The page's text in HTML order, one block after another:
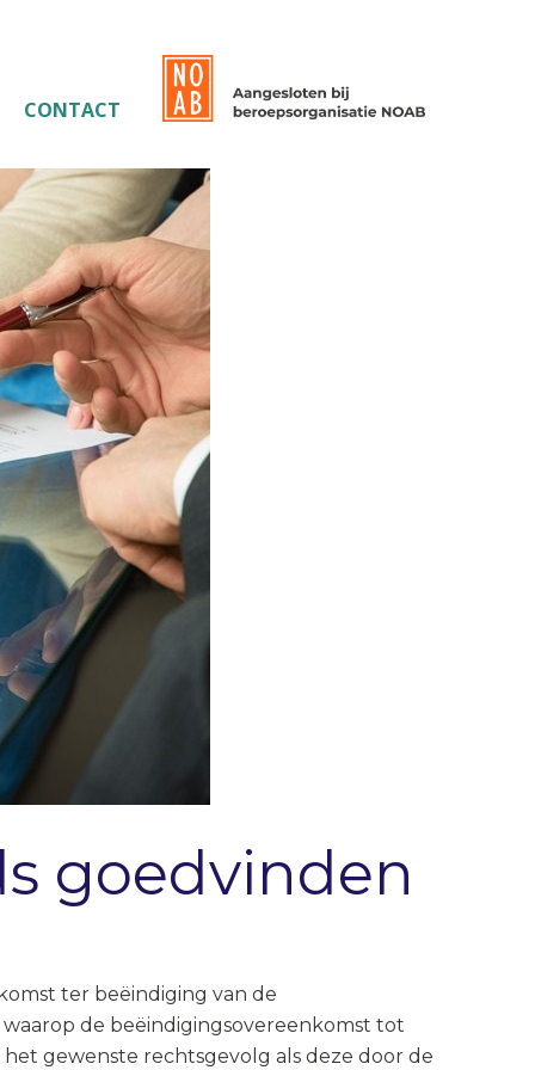
CONTACT
goedvinden
ter beëindiging van de
de beëindigingsovereenkomst tot
gewenste rechtsgevolg als deze door de